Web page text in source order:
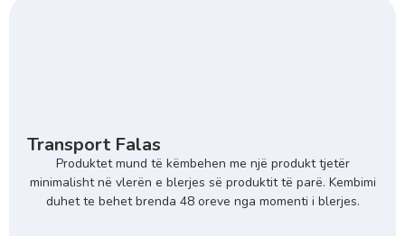
Transport Falas
Produktet mund të këmbehen me një produkt tjetër
minimalisht në vlerën e blerjes së produktit të parë. Kembimi
duhet te behet brenda 48 oreve nga momenti i blerjes.